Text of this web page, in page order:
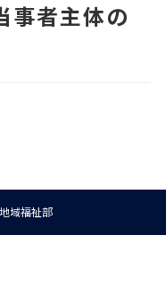
事者主体の
域福祉部